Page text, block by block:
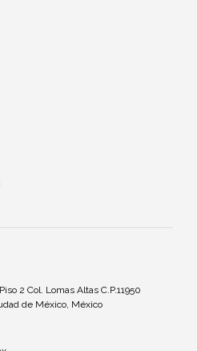
2 Col. Lomas Altas C.P.11950
de México, México